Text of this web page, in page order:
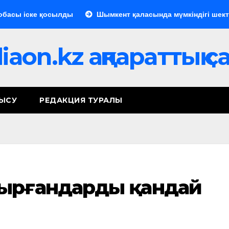
іске қосылды Шымкент қаласында мүмкіндігі
ақпараттық
РЕДАКЦИЯ ТУРАЛЫ
қандай